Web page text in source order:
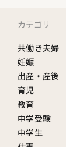
カテゴリ
共働き夫婦
妊娠
出産・産後
育児
教育
中学受験
中学生